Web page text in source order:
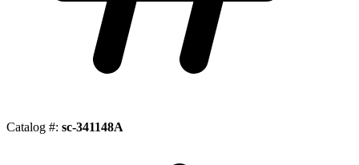
Catalog #: sc-341148A